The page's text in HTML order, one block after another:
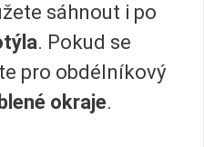
sáhnout i po
. Pokud se
pro obdélníkový
okraje.